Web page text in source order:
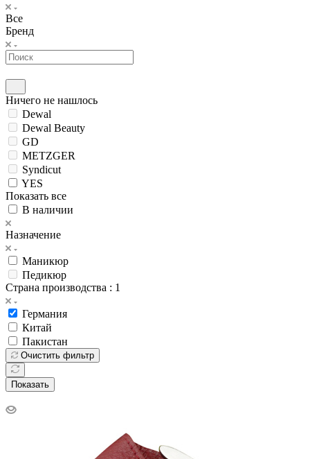
Все
Бренд
Ничего не нашлось
Dewal
Dewal Beauty
GD
METZGER
Syndicut
YES
Показать все
В наличии
Назначение
Маникюр
Педикюр
Страна производства : 1
Германия
Китай
Пакистан
Очистить фильтр
Показать